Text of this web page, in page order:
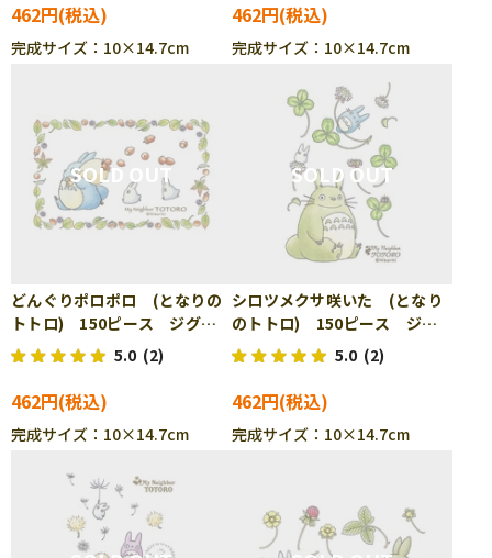
462円
完成サイズ：10×14.7cm
462円
完成サイズ：10×14.7cm
どんぐりポロポロ (となりの
トトロ) 150ピース ジグソ
ーパズル ENS-150-G03
5.0 (2)
462円
完成サイズ：10×14.7cm
シロツメクサ咲いた (となり
のトトロ) 150ピース ジグ
ソーパズル ENS-150-G09
5.0 (2)
462円
完成サイズ：10×14.7cm